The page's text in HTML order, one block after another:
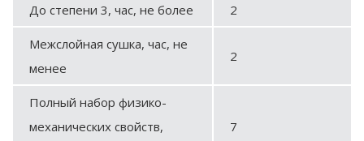
До степени 3, час, не более 2
Межслойная сушка, час, не
менее
2
Полный набор физико-
механических свойств,
7